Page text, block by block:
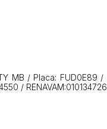
MB / Placa: FUD0E89
/